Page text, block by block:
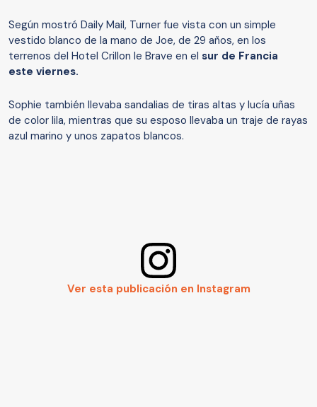
Según mostró Daily Mail, Turner fue vista con un simple
vestido blanco de la mano de Joe, de 29 años, en los
terrenos del Hotel Crillon le Brave en el sur de Francia
este viernes.
Sophie también llevaba sandalias de tiras altas y lucía uñas
de color lila, mientras que su esposo llevaba un traje de rayas
azul marino y unos zapatos blancos.
Ver esta publicación en Instagram